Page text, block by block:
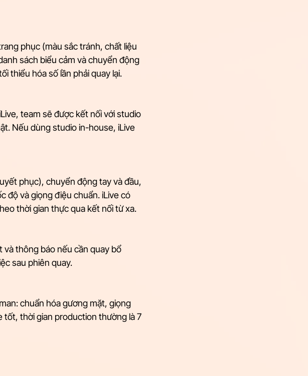
phục (màu sắc tránh, chất liệu
sách biểu cảm và chuyển động
thiểu hóa số lần phải quay lại.
team sẽ được kết nối với studio
Nếu dùng studio in-house, iLive
phục), chuyển động tay và đầu,
độ và giọng điệu chuẩn. iLive có
thời gian thực qua kết nối từ xa.
thông báo nếu cần quay bổ
sau phiên quay.
chuẩn hóa gương mặt, giọng
tốt, thời gian production thường là 7